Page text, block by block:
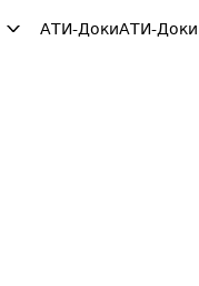
АТИ-ДокиАТИ-